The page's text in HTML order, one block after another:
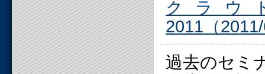
クラウ
2011（
過去のセミ